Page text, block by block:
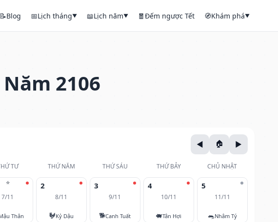
📝Blog 📅Lịch tháng▼ 📖Lịch năm▼ 🧧Đếm ngược Tết 🧭Khám phá▼
2106
TƯ THỨ NĂM THỨ SÁU THỨ BẢY CHỦ NHẬT
⭐
7/11
Thân
2
8/11
🐓Kỷ Dậu
3
9/11
🐕Canh Tuất
4
10/11
🐖Tân Hợi
5
11/11
🐀Nhâm Tý